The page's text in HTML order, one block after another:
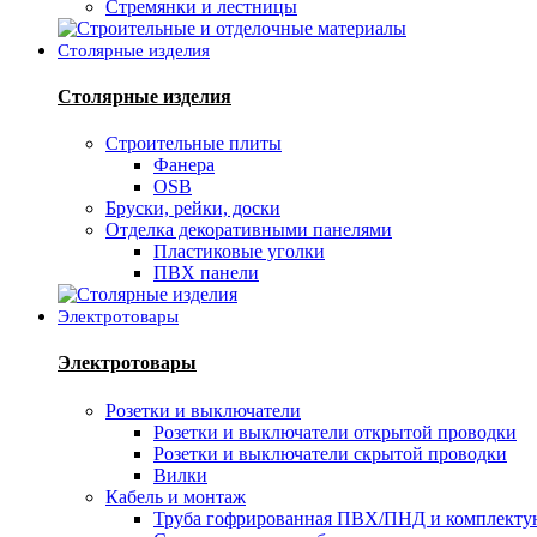
Стремянки и лестницы
Столярные изделия
Столярные изделия
Строительные плиты
Фанера
OSB
Бруски, рейки, доски
Отделка декоративными панелями
Пластиковые уголки
ПВХ панели
Электротовары
Электротовары
Розетки и выключатели
Розетки и выключатели открытой проводки
Розетки и выключатели скрытой проводки
Вилки
Кабель и монтаж
Труба гофрированная ПВХ/ПНД и